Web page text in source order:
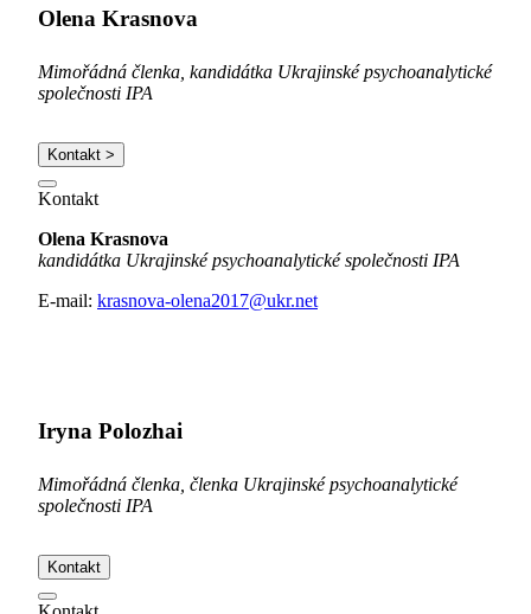
Olena Krasnova
Mimořádná členka, kandidátka Ukrajinské psychoanalytické
společnosti IPA
Kontakt >
Kontakt
Olena Krasnova
kandidátka Ukrajinské psychoanalytické společnosti IPA
E-mail: krasnova-olena2017@ukr.net
Iryna Polozhai
Mimořádná členka, členka Ukrajinské psychoanalytické
společnosti IPA
Kontakt